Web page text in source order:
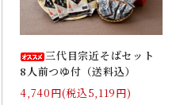
三代目宗近そばセット
8人前つゆ付（送料込）
4,740円(税込5,119円)